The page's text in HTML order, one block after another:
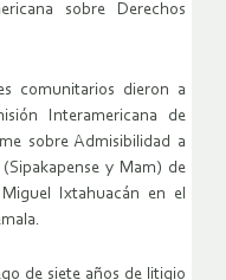
sobre Derechos
comunitarios dieron a
Interamericana de
sobre Admisibilidad a
y Mam) de
Ixtahuacán en el
de siete años de litigio